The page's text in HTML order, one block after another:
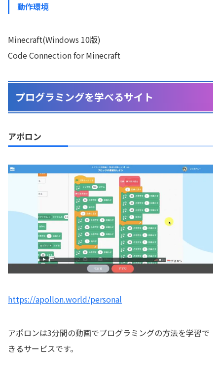
動作環境
Minecraft(Windows 10版)
Code Connection for Minecraft
プログラミングを学べるサイト
アポロン
https://apollon.world/personal
アポロンは3分間の動画でプログラミングの方法を学習で
きるサービスです。